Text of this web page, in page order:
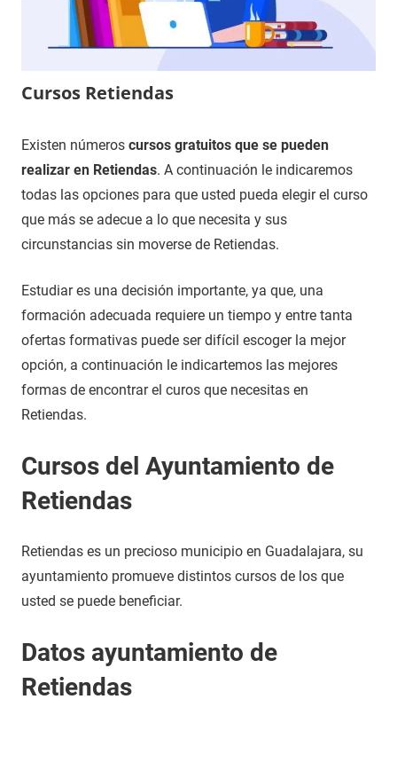
Cursos Retiendas
17
de
noviembre
2020
Maria
Cursos
en
Guadalajara
Existen números cursos gratuitos que se pueden
realizar en Retiendas. A continuación le indicaremos
todas las opciones para que usted pueda elegir el curso
que más se adecue a lo que necesita y sus
circunstancias sin moverse de Retiendas.
Estudiar es una decisión importante, ya que, una
formación adecuada requiere un tiempo y entre tanta
ofertas formativas puede ser difícil escoger la mejor
opción, a continuación le indicartemos las mejores
formas de encontrar el curos que necesitas en
Retiendas.
Cursos del Ayuntamiento de
Retiendas
Retiendas es un precioso municipio en Guadalajara, su
ayuntamiento promueve distintos cursos de los que
usted se puede beneficiar.
Datos ayuntamiento de
Retiendas